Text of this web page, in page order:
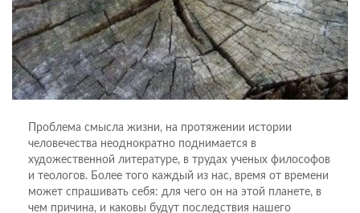
Проблема смысла жизни, на протяжении истории
человечества неоднократно поднимается в
художественной литературе, в трудах ученых философов
и теологов. Более того каждый из нас, время от времени
может спрашивать себя: для чего он на этой планете, в
чем причина, и каковы будут последствия нашего